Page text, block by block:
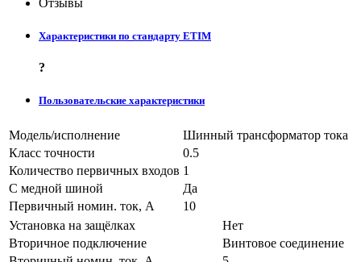
Отзывы
Характеристики по стандарту ETIM
?
Пользовательские характеристики
Модель/исполнение
Шинный трансформатор тока
Класс точности
0.5
Количество первичных входов 1
С медной шиной
Да
Первичный номин. ток, А
10
Установка на защёлках
Нет
Вторичное подключение
Винтовое соединение